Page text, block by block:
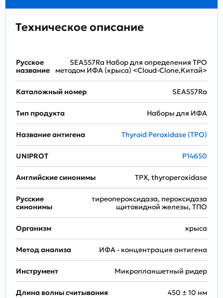
Техническое описание
Русское
название
SEA557Ra Набор для определения TPO
методом ИФА (крыса) <Cloud-Clone,Китай>
Каталожный номер SEA557Ra
Тип продукта Наборы для ИФА
Название антигена Thyroid Peroxidase (TPO)
UNIPROT P14650
Английские синонимы TPX, thyroperoxidase
Русские
синонимы
тиреопероксидаза, пероксидаза
щитовидной железы, ТПО
Организм крыса
Метод анализа ИФА - концентрация антигена
Инструмент Микропланшетный ридер
Длина волны считывания 450 ± 10 нм